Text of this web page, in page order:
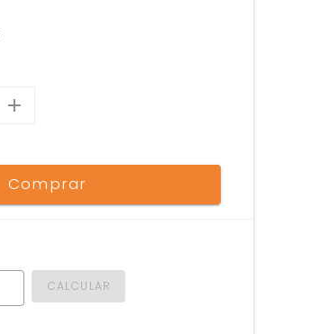
Comprar
CALCULAR